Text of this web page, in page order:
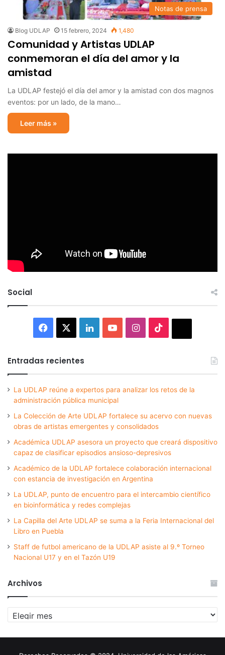
Notas de prensa
Blog UDLAP 15 febrero, 2024 1,480
Comunidad y Artistas UDLAP
conmemoran el día del amor y la
amistad
La UDLAP festejó el día del amor y la amistad con dos magnos
eventos: por un lado, de la mano…
Leer más »
Social
Facebook LinkedInYouTubeInstagram
Entradas recientes
La UDLAP reúne a expertos para analizar los retos de la
administración pública municipal
La Colección de Arte UDLAP fortalece su acervo con nuevas
obras de artistas emergentes y consolidados
Académica UDLAP asesora un proyecto que creará dispositivo
capaz de clasificar episodios ansioso-depresivos
Académico de la UDLAP fortalece colaboración internacional
con estancia de investigación en Argentina
La UDLAP, punto de encuentro para el intercambio científico
en bioinformática y redes complejas
La Capilla del Arte UDLAP se suma a la Feria Internacional del
Libro en Puebla
Staff de futbol americano de la UDLAP asiste al 9.º Torneo
Nacional U17 y en el Tazón U19
Archivos
Archivos